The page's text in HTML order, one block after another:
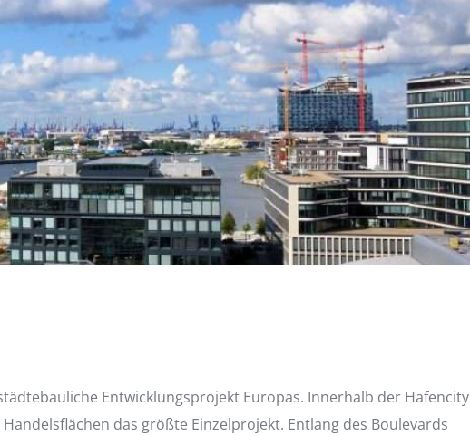
Entwicklungsprojekt Europas. Innerhalb der Hafencity
das größte Einzelprojekt. Entlang des Boulevards